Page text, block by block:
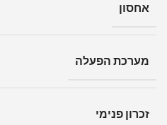
SD / MMC
3.2 Gen 1 Type-A
אחסון
מערכת הפעלה
זכרון פנימי